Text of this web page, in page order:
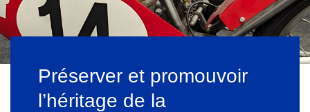
Préserver et promouvoir
l’héritage de la